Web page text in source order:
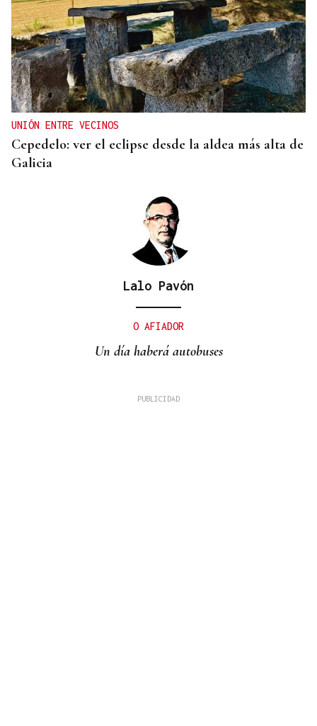
UNIÓN ENTRE VECINOS
Cepedelo: ver el eclipse desde la aldea más alta de
Galicia
Lalo Pavón
O AFIADOR
Un día haberá autobuses